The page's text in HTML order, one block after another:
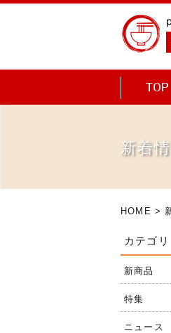
新着
HOME >
カテゴリ
新商品
特集
ニュース